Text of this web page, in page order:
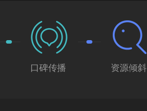
口碑传播 资源倾斜